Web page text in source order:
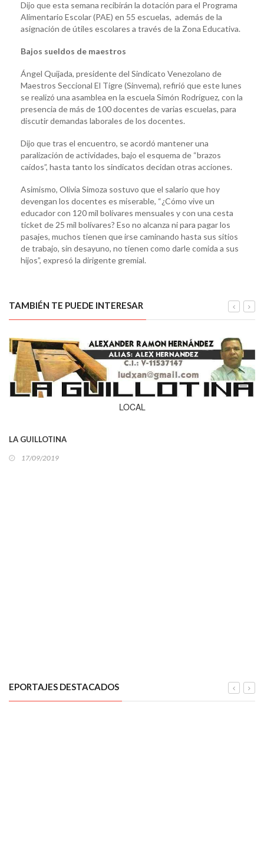
Dijo que esta semana recibirán la dotación para el Programa
Alimentario Escolar (PAE) en 55 escuelas, además de la
asignación de útiles escolares a través de la Zona Educativa.
Bajos sueldos de maestros
Ángel Quijada, presidente del Sindicato Venezolano de
Maestros Seccional El Tigre (Sinvema), refirió que este lunes
se realizó una asamblea en la escuela Simón Rodríguez, con la
presencia de más de 100 docentes de varias escuelas, para
discutir demandas laborales de los docentes.
Dijo que tras el encuentro, se acordó mantener una
paralización de actividades, bajo el esquema de “brazos
caídos”, hasta tanto los sindicatos decidan otras acciones.
Asimismo, Olivia Simoza sostuvo que el salario que hoy
devengan los docentes es miserable, “¿Cómo vive un
educador con 120 mil bolívares mensuales y con una cesta
ticket de 25 mil bolívares? Eso no alcanza ni para pagar los
pasajes, muchos tienen que irse caminando hasta sus sitios
de trabajo, sin desayuno, no tienen como darle comida a sus
hijos”, expresó la dirigente gremial.
TAMBIÉN TE PUEDE INTERESAR
LOCAL
LA GUILLOTINA
17/09/2019
EPORTAJES DESTACADOS